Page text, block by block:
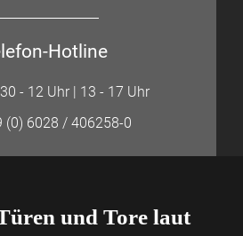
Hotline
- 12 Uhr | 13 - 17 Uhr
(0) 6028 / 406258-0
und Tore laut